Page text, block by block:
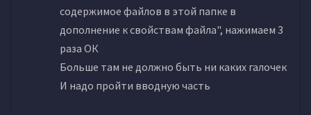
содержимое файлов в этой папке в
дополнение к свойствам файла", нажимаем 3
раза ОК
Больше там не должно быть ни каких галочек
И надо пройти вводную часть